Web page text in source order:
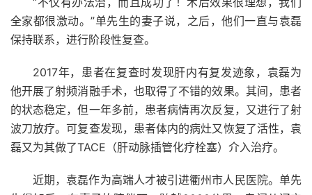
全家都很激动。”单先生的妻子说，之后，他们一直与袁磊
保持联系，进行阶段性复查。
2017年，患者在复查时发现肝内有复发迹象，袁磊为
他开展了射频消融手术，也取得了不错的效果。其间，患者
的状态稳定，但一年多前，患者病情再次反复，又进行了射
波刀放疗。可复查发现，患者体内的病灶又恢复了活性，袁
磊又为其做了TACE（肝动脉插管化疗栓塞）介入治疗。
近期，袁磊作为高端人才被引进衢州市人民医院。单先